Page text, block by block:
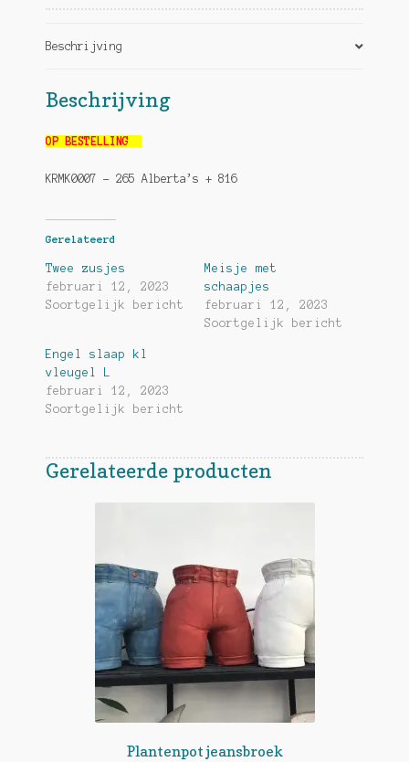
Beschrijving
Beschrijving
OP BESTELLING
KRMK0007 – 265 Alberta’s + 816
Gerelateerd
Twee zusjes
februari 12, 2023
Soortgelijk bericht
Meisje met
schaapjes
februari 12, 2023
Soortgelijk bericht
Engel slaap kl
vleugel L
februari 12, 2023
Soortgelijk bericht
Gerelateerde producten
Plantenpot jeansbroek